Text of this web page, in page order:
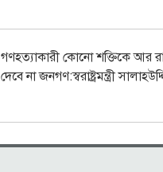
গণহত্যাকারী কোনো শক্তিকে আর
দেবে না জনগণ:স্বরাষ্ট্রমন্ত্রী